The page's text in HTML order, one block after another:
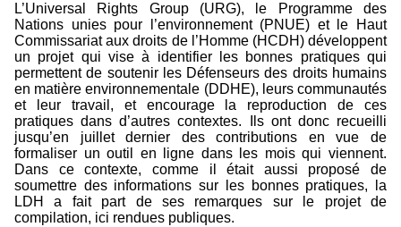
L’Universal Rights Group (URG), le Programme des
Nations unies pour l’environnement (PNUE) et le Haut
Commissariat aux droits de l’Homme (HCDH) développent
un projet qui vise à identifier les bonnes pratiques qui
permettent de soutenir les Défenseurs des droits humains
en matière environnementale (DDHE), leurs communautés
et leur travail, et encourage la reproduction de ces
pratiques dans d’autres contextes. Ils ont donc recueilli
jusqu’en juillet dernier des contributions en vue de
formaliser un outil en ligne dans les mois qui viennent.
Dans ce contexte, comme il était aussi proposé de
soumettre des informations sur les bonnes pratiques, la
LDH a fait part de ses remarques sur le projet de
compilation, ici rendues publiques.